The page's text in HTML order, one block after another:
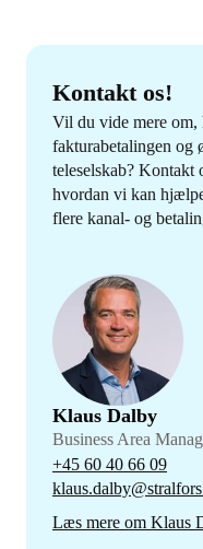
Kontakt os!
Vil du vide mere om,
fakturabetalingen og
teleselskab? Kontakt
hvordan vi kan
flere kanal- og
Klaus Dalby
Business Area
+45 60 40 66 09
Læs mere om Klaus